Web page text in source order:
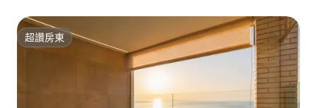
超讚房東
超讚房東